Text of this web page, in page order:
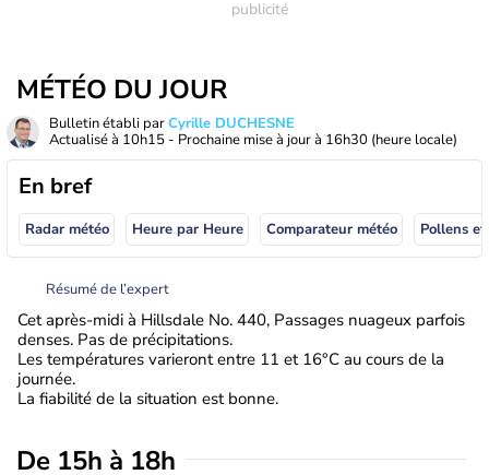
MÉTÉO DU JOUR
Bulletin établi parCyrille DUCHESNE
Actualisé à 10h15 - Prochaine mise à jour à 16h30 (heure locale)
En bref
Radar météo Heure par Heure Comparateur météo Pollens
Résumé de l’expert
Cet après-midi à Hillsdale No. 440, Passages nuageux parfois
denses. Pas de précipitations.
Les températures varieront entre 11 et 16°C au cours de la
journée.
La fiabilité de la situation est bonne.
De 15h à 18h